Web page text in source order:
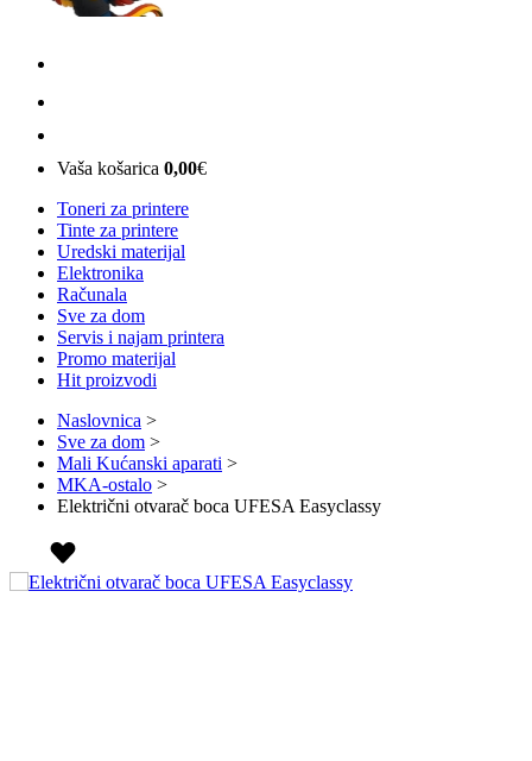
Vaša košarica 0,00€
Toneri za printere
Tinte za printere
Uredski materijal
Elektronika
Računala
Sve za dom
Servis i najam printera
Promo materijal
Hit proizvodi
Naslovnica >
Sve za dom >
Mali Kućanski aparati >
MKA-ostalo >
Električni otvarač boca UFESA Easyclassy